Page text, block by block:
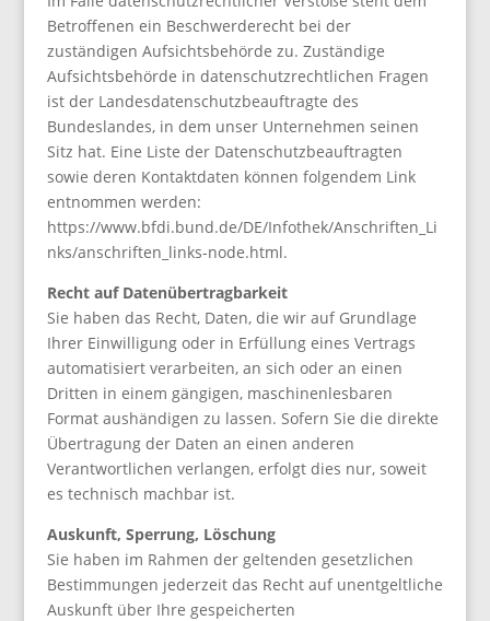
Betroffenen ein Beschwerderecht bei der
zuständigen Aufsichtsbehörde zu. Zuständige
Aufsichtsbehörde in datenschutzrechtlichen Fragen
ist der Landesdatenschutzbeauftragte des
Bundeslandes, in dem unser Unternehmen seinen
Sitz hat. Eine Liste der Datenschutzbeauftragten
sowie deren Kontaktdaten können folgendem Link
entnommen werden:
https://www.bfdi.bund.de/DE/Infothek/Anschriften_Li
nks/anschriften_links-node.html.
Recht auf Datenübertragbarkeit
Sie haben das Recht, Daten, die wir auf Grundlage
Ihrer Einwilligung oder in Erfüllung eines Vertrags
automatisiert verarbeiten, an sich oder an einen
Dritten in einem gängigen, maschinenlesbaren
Format aushändigen zu lassen. Sofern Sie die direkte
Übertragung der Daten an einen anderen
Verantwortlichen verlangen, erfolgt dies nur, soweit
es technisch machbar ist.
Auskunft, Sperrung, Löschung
Sie haben im Rahmen der geltenden gesetzlichen
Bestimmungen jederzeit das Recht auf unentgeltliche
Auskunft über Ihre gespeicherten